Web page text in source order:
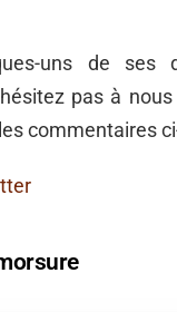
uns de ses
pas à
commentaires